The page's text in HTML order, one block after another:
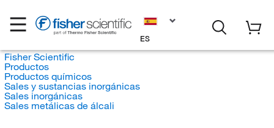
ES
Fisher Scientific
Productos
Productos químicos
Sales y sustancias inorgánicas
Sales inorgánicas
Sales metálicas de álcali